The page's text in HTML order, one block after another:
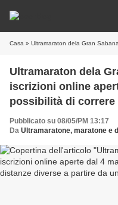
Casa » Ultramaraton dela Gran Sabana 2013. Le iscrizioni online aperte
Ultramaraton dela
iscrizioni online
possibilità di correre
partire da una 80 km
Pubblicato su 08/05/PM 13:17
Da Ultramaratone, maratone e